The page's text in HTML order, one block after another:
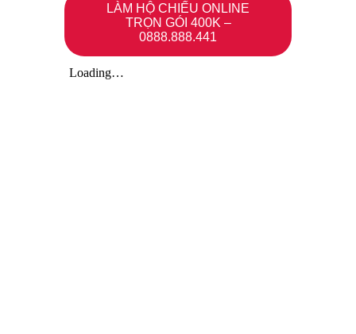
LÀM HỘ CHIẾU ONLINE
TRỌN GÓI 400K –
0888.888.441